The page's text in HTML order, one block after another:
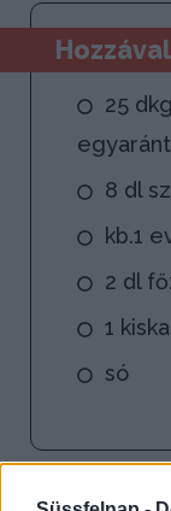
25
8 dl
kb.1
2 dl
1
só